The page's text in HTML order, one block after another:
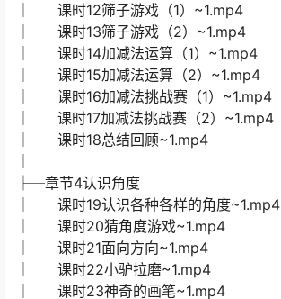
│ 课时12筛子游戏（1）~1.mp4
│ 课时13筛子游戏（2）~1.mp4
│ 课时14加减法运算（1）~1.mp4
│ 课时15加减法运算（2）~1.mp4
│ 课时16加减法挑战赛（1）~1.mp4
│ 课时17加减法挑战赛（2）~1.mp4
│ 课时18总结回顾~1.mp4
├─章节4认识角度
│ 课时19认识各种各样的角度~1.mp4
│ 课时20猜角度游戏~1.mp4
│ 课时21面向方向~1.mp4
│ 课时22小驴拉磨~1.mp4
│ 课时23神奇的画笔~1.mp4